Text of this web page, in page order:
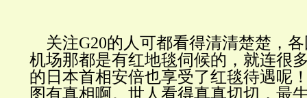
关注G20的人可都看得清清楚楚，
机场那都是有红地毯伺候的，就连很
的日本首相安倍也享受了红毯待遇呢
图有真相啊。世人看得真真切切，最